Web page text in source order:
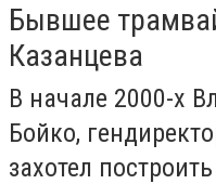
Бывшее
Казанцева
В начале 2000-х
Бойко,
захотел